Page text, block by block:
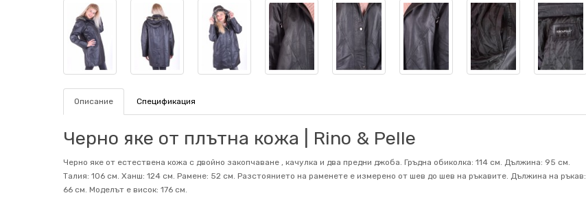
Описание Спецификация
Черно яке от плътна кожа | Rino & Pelle
Черно яке от естествена кожа с двойно закопчаване , качулка и два предни джоба. Гръдна обиколка: 114 см. Дължина: 95 см.
Талия: 106 см. Ханш: 124 см. Рамене: 52 см. Разстоянието на раменете е измерено от шев до шев на ръкавите. Дължина на ръкав:
66 см. Mоделът е висок: 176 см.